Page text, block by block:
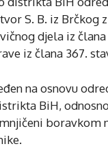
S. B. iz Brčkog
djela iz
iz člana 367.
na osnovu
BiH,